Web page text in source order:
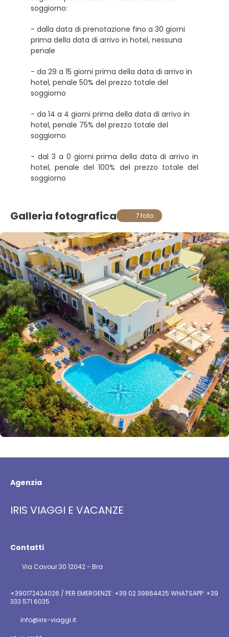
soggiorno:
- dalla data di prenotazione fino a 30 giorni
prima della data di arrivo in hotel, nessuna
penale
- da 29 a 15 giorni prima della data di arrivo in
hotel, penale 50% del prezzo totale del
soggiorno
- da 14 a 4 giorni prima della data di arrivo in
hotel, penale 75% del prezzo totale del
soggiorno
- dal 3 a 0 giorni prima della data di arrivo in
hotel, penale del 100% del prezzo totale del
soggiorno
Galleria fotografica 7 foto
Agenzia
IRIS VIAGGI E VACANZE
Contatti
Via Cavour 30 12042 - Bra
+390172424026 / PER EMERGENZE: +39 02 39864425 WHATSAPP: +39
333 571 6035
info@iris-viaggi.it